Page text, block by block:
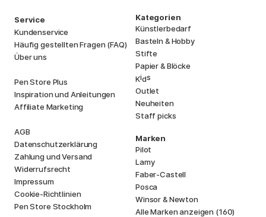
Service
Kundenservice
Häufig gestellten Fragen (FAQ)
Über uns
Pen Store Plus
Inspiration und Anleitungen
Affiliate Marketing
AGB
Datenschutzerklärung
Zahlung und Versand
Widerrufsrecht
Impressum
Cookie-Richtlinien
Pen Store Stockholm
Kategorien
Künstlerbedarf
Basteln & Hobby
Stifte
Papier & Blöcke
Kids
Outlet
Neuheiten
Staff picks
Marken
Pilot
Lamy
Faber-Castell
Posca
Winsor & Newton
Alle Marken anzeigen (160)